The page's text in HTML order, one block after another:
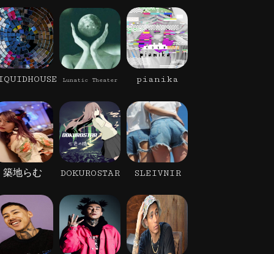
Lunatic Theater pianika
築地らむ DOKUROSTAR SLEIVNIR